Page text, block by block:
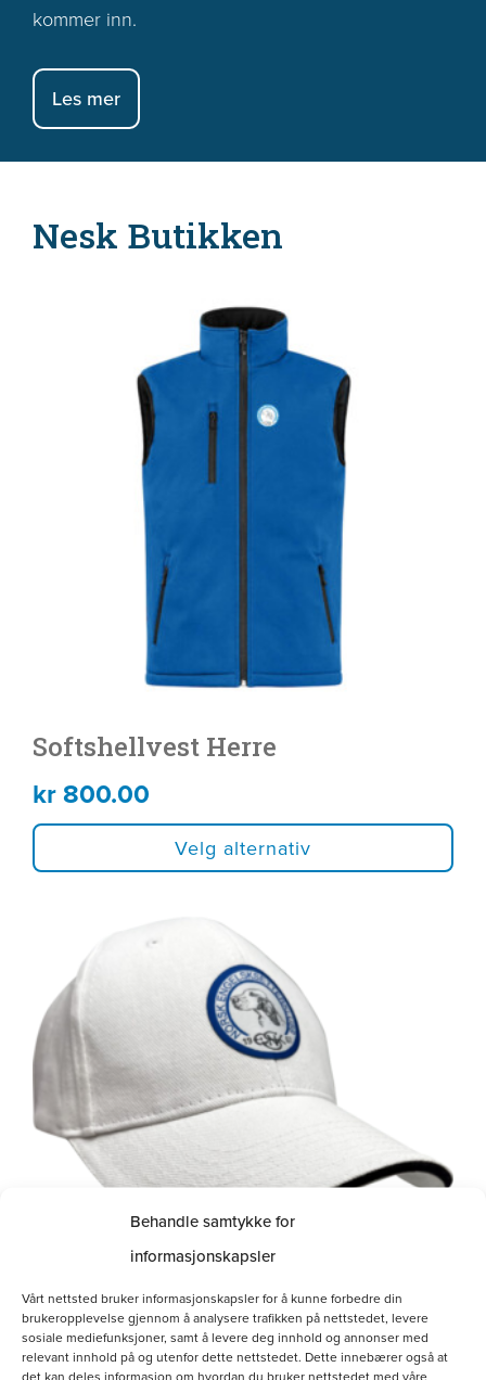
Behandle samtykke for
informasjonskapsler
Vårt nettsted bruker informasjonskapsler for å kunne forbedre din
brukeropplevelse gjennom å analysere trafikken på nettstedet, levere
sosiale mediefunksjoner, samt å levere deg innhold og annonser med
relevant innhold på og utenfor dette nettstedet. Dette innebærer også at
det kan deles informasjon om hvordan du bruker nettstedet med våre
kommer inn.
Les mer
Nesk Butikken
Softshellvest Herre
kr800.00
Velg alternativ
Alternativene
produktsiden
Hvit bomullscaps
kr160.00